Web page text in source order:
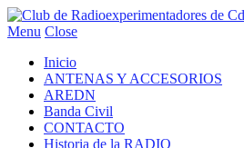
Menu Close
Inicio
ANTENAS Y ACCESORIOS
AREDN
Banda Civil
CONTACTO
Historia de la RADIO